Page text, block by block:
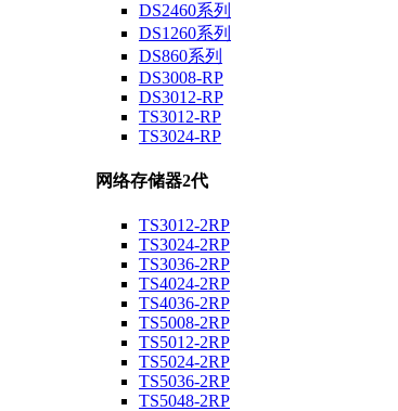
DS2460系列
DS1260系列
DS860系列
DS3008-RP
DS3012-RP
TS3012-RP
TS3024-RP
网络存储器2代
TS3012-2RP
TS3024-2RP
TS3036-2RP
TS4024-2RP
TS4036-2RP
TS5008-2RP
TS5012-2RP
TS5024-2RP
TS5036-2RP
TS5048-2RP